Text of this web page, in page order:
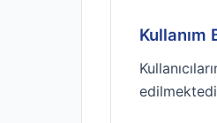
Kullanım